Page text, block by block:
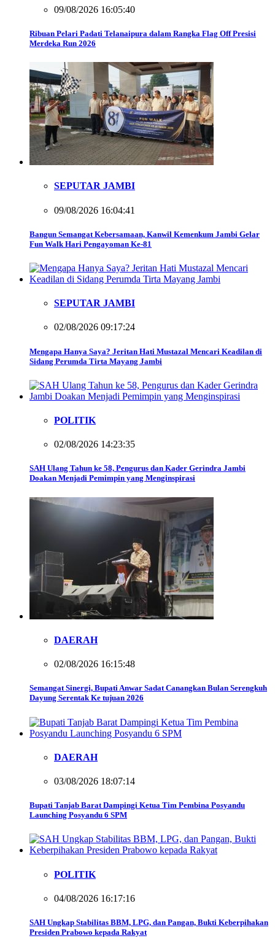
09/08/2026 16:05:40
Ribuan Pelari Padati Telanaipura dalam Rangka Flag Off Presisi
Merdeka Run 2026
SEPUTAR JAMBI
09/08/2026 16:04:41
Bangun Semangat Kebersamaan, Kanwil Kemenkum Jambi Gelar
Fun Walk Hari Pengayoman Ke-81
SEPUTAR JAMBI
02/08/2026 09:17:24
Mengapa Hanya Saya? Jeritan Hati Mustazal Mencari Keadilan di
Sidang Perumda Tirta Mayang Jambi
POLITIK
02/08/2026 14:23:35
SAH Ulang Tahun ke 58, Pengurus dan Kader Gerindra Jambi
Doakan Menjadi Pemimpin yang Menginspirasi
DAERAH
02/08/2026 16:15:48
Semangat Sinergi, Bupati Anwar Sadat Canangkan Bulan Serengkuh
Dayung Serentak Ke tujuan 2026
DAERAH
03/08/2026 18:07:14
Bupati Tanjab Barat Dampingi Ketua Tim Pembina Posyandu
Launching Posyandu 6 SPM
POLITIK
04/08/2026 16:17:16
SAH Ungkap Stabilitas BBM, LPG, dan Pangan, Bukti Keberpihakan
Presiden Prabowo kepada Rakyat